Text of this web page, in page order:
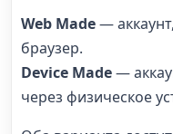
Web Made—
браузер.
Device Made—
через физическое